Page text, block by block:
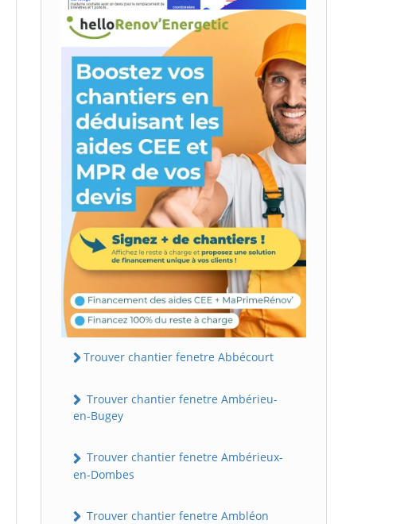
Trouver chantier fenetre Abbécourt
Trouver chantier fenetre Ambérieu-
en-Bugey
Trouver chantier fenetre Ambérieux-
en-Dombes
Trouver chantier fenetre Ambléon